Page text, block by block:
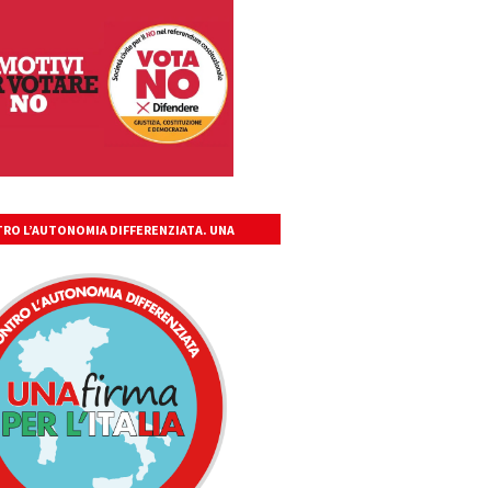
L’AUTONOMIA DIFFERENZIATA. UNA